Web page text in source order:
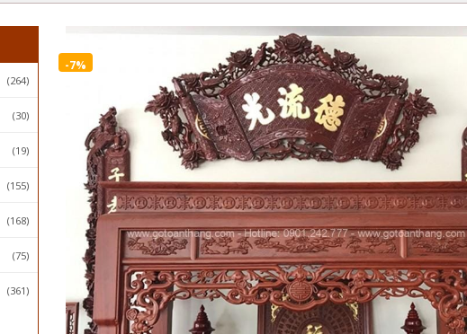
(264)
(30)
(19)
(155)
(168)
(75)
(361)
-7%